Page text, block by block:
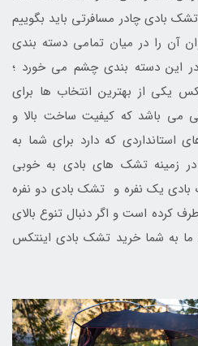
بادی چادر مسافرتی باید بگوییم
آن را در میان تمامی دسته بندی
این دسته بندی چشم می خورد ؛
یکی از بهترین انتخاب ها برای
می باشد که کیفیت ساخت بالا و
استانداردی که دارد برای شما به
زمینه تشک های بادی به خوبی
یک نفره و تشک بادی دو نفره
کرده است و اگر دنبال تنوع بالای
به شما خرید تشک بادی اینتکس